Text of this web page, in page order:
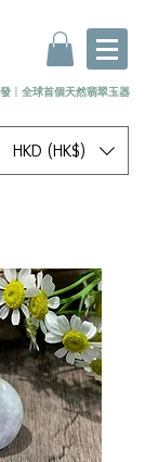
〡 全球首個天然翡翠玉器
HKD (HK$)